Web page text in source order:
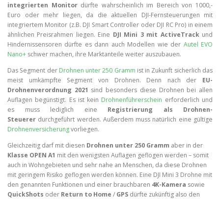
integrierten Monitordürfte wahrscheinlich im Bereich von 1000,-
Euro oder mehr liegen, da die aktuellen DJI-Fernsteuerungen mit
integriertem Monitor (z.B. DJI Smart Controller oder DJI RC Pro) in einem
ähnlichen Preisrahmen liegen. Eine DJI Mini 3 mit ActiveTrackund
Hindernissensoren dürfte es dann auch Modellen wie der Autel EVO
Nano+ schwer machen, ihre Marktanteile weiter auszubauen.
Das Segment der Drohnen unter 250 Gramm ist in Zukunft sicherlich das
meist umkämpfte Segment von Drohnen. Denn nach der EU-
Drohnenverordnung 2021 sind besonders diese Drohnen bei allen
Auflagen begünstigt. Es ist kein Drohnenführerschein erforderlich und
es muss lediglich eine Registrierung als Drohnen-
Steuerer durchgeführt werden. Außerdem muss natürlich eine gültige
Drohnenversicherungvorliegen.
Gleichzeitig darf mit diesen Drohnen unter 250 Gramm aber in der
Klasse OPEN A1 mit den wenigsten Auflagen geflogen werden – somit
auch in Wohngebieten und sehr nahe an Menschen, da diese Drohnen
mit geringem Risiko geflogen werden können. Eine DJI Mini 3 Drohne mit
den genannten Funktionen und einer brauchbaren 4K-Kamera sowie
QuickShots oder Return to Home /GPS dürfte zukünftig also den